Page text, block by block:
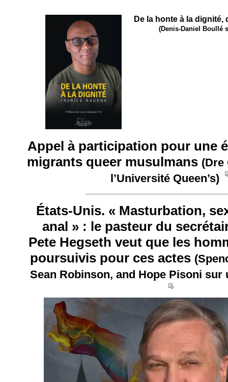
De la honte à la dignité,
(Denis-Daniel Boullé
Appel à participation pour une
migrants queer musulmans (Dre
l’Université Queen’s)
États-Unis. « Masturbation,
anal » : le pasteur du
Pete Hegseth veut que les
poursuivis pour ces actes
Sean Robinson, and Hope Pisoni sur
__